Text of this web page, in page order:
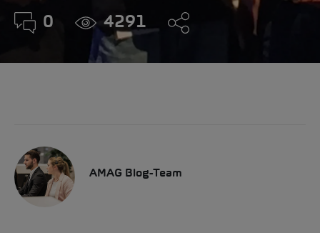
0 4291
AMAG Blog-Team